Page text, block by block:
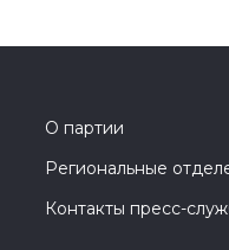
О партии
Региональные
Контакты пресс-